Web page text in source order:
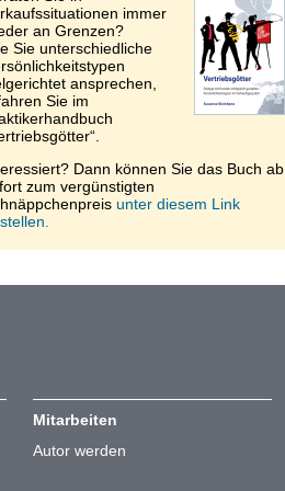
immer
an Grenzen?
Sie unterschiedliche
ansprechen,
Sie im
Dann können Sie das Buch ab
zum vergünstigten
unter diesem Link
Mitarbeiten
Autor werden